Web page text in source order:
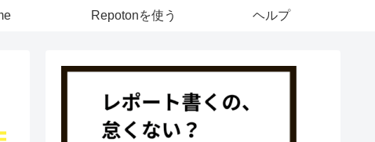
Repotonを使う ヘルプ